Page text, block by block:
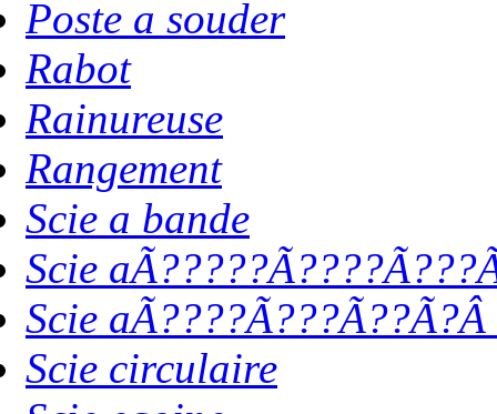
Poste a souder
Rabot
Rainureuse
Rangement
Scie a bande
Scie
Scie
Scie circulaire